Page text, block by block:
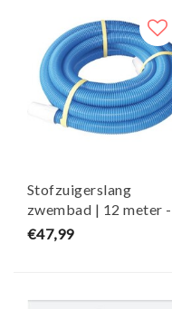
Stofzuigerslang
zwembad | 12 meter -
Kokido
€47,99